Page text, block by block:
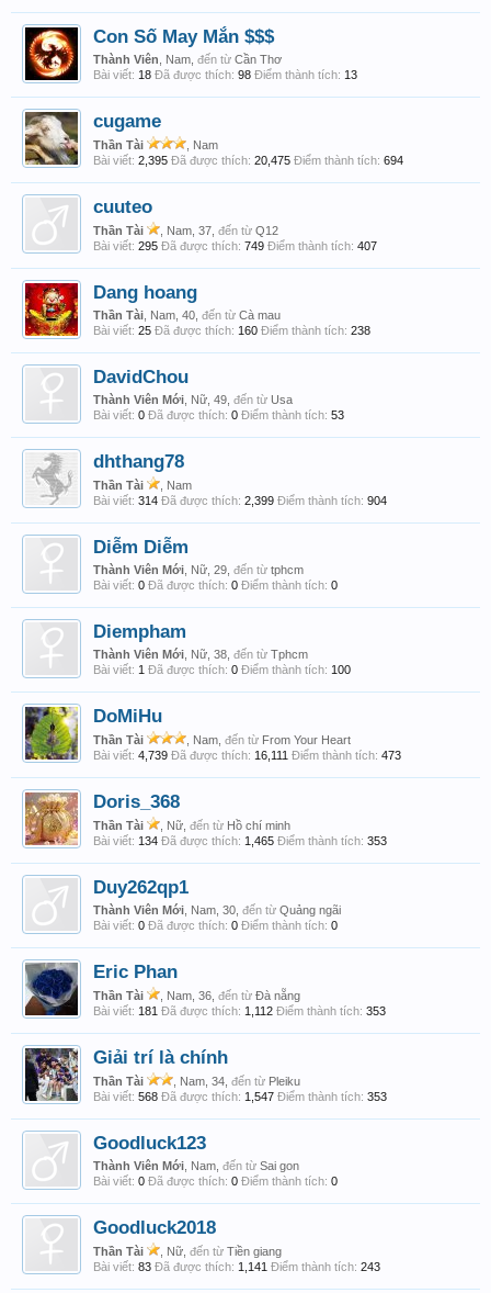
Con Số May Mắn $$$
Thành Viên , Nam, đến từ Cần Thơ
Bài viết: 18 Đã được thích: 98 Điểm thành tích: 13
cugame
Thần Tài
, Nam
Bài viết: 2,395 Đã được thích: 20,475 Điểm thành tích: 694
cuuteo
Thần Tài , Nam, 37, đến từ Q12
Bài viết: 295 Đã được thích: 749 Điểm thành tích: 407
Dang hoang
Thần Tài , Nam, 40, đến từ Cà mau
Bài viết: 25 Đã được thích: 160 Điểm thành tích: 238
DavidChou
Thành Viên Mới , Nữ, 49, đến từ Usa
Bài viết: 0 Đã được thích: 0 Điểm thành tích: 53
dhthang78
Thần Tài
, Nam
Bài viết: 314 Đã được thích: 2,399 Điểm thành tích: 904
Diễm Diễm
Thành Viên Mới , Nữ, 29, đến từ tphcm
Bài viết: 0 Đã được thích: 0 Điểm thành tích: 0
Diempham
Thành Viên Mới , Nữ, 38, đến từ Tphcm
Bài viết: 1 Đã được thích: 0 Điểm thành tích: 100
DoMiHu
Thần Tài , Nam, đến từ From Your Heart
Bài viết: 4,739 Đã được thích: 16,111 Điểm thành tích: 473
Doris_368
Thần Tài , Nữ, đến từ Hồ chí minh
Bài viết: 134 Đã được thích: 1,465 Điểm thành tích: 353
Duy262qp1
Thành Viên Mới , Nam, 30, đến từ Quảng ngãi
Bài viết: 0 Đã được thích: 0 Điểm thành tích: 0
Eric Phan
Thần Tài , Nam, 36, đến từ Đà nẵng
Bài viết: 181 Đã được thích: 1,112 Điểm thành tích: 353
Giải trí là chính
Thần Tài , Nam, 34, đến từ Pleiku
Bài viết: 568 Đã được thích: 1,547 Điểm thành tích: 353
Goodluck123
Thành Viên Mới , Nam, đến từ Sai gon
Bài viết: 0 Đã được thích: 0 Điểm thành tích: 0
Goodluck2018
Thần Tài , Nữ, đến từ Tiền giang
Bài viết: 83 Đã được thích: 1,141 Điểm thành tích: 243